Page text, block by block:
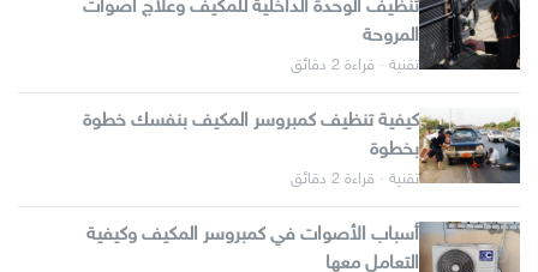
تنظيف الوحدة الداخلية للمكيف وعلاج أصوات
المروحة
تقنية · قراءة 2 دقائق
كيفية تنظيف كمبروسر المكيف بنفسك خطوة
بخطوة
تقنية · قراءة 2 دقائق
أسباب الأصوات في كمبروسر المكيف وكيفية
التعامل معها